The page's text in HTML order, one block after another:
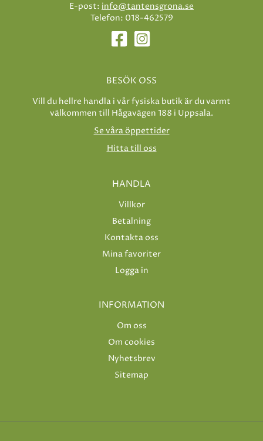
E-post: info@tantensgrona.se
Telefon: 018-462579
BESÖK OSS
Vill du hellre handla i vår fysiska butik är du varmt
välkommen till Hågavägen 188 i Uppsala.
Se våra öppettider
Hitta till oss
HANDLA
Villkor
Betalning
Kontakta oss
Mina favoriter
Logga in
INFORMATION
Om oss
Om cookies
Nyhetsbrev
Sitemap